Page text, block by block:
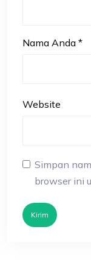
Nama Anda *
Website
Simpan
browser ini
Kirim